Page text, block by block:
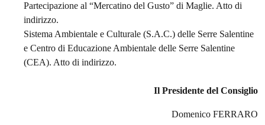
Partecipazione al “Mercatino del Gusto” di Maglie. Atto di
indirizzo.
Sistema Ambientale e Culturale (S.A.C.) delle Serre Salentine
e Centro di Educazione Ambientale delle Serre Salentine
(CEA). Atto di indirizzo.
Il Presidente del Consiglio
Domenico FERRARO